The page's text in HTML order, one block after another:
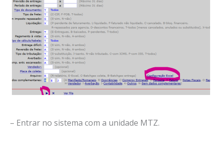
– Entrar no sistema com a unidade MTZ.